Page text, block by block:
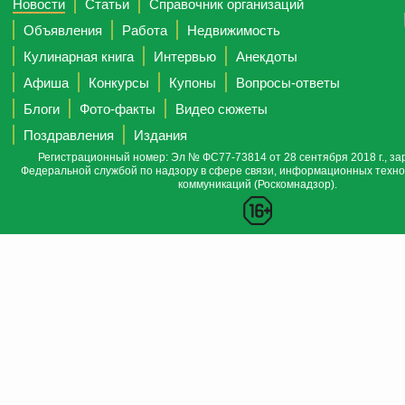
Новости Статьи
Справочник организаций
Объявления
Работа
Недвижимость
Кулинарная книга
Интервью
Анекдоты
Афиша
Конкурсы Купоны
Вопросы-ответы
Блоги
Фото-факты
Видео сюжеты
Поздравления
Издания
Регистрационный номер: Эл № ФС77-73814 от 28 сентября 2018 г.,
Федеральной службой по надзору в сфере связи, информационных
коммуникаций (Роскомнадзор).